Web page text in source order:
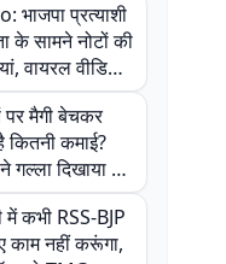
भाजपा प्रत्याशी
के सामने नोटों की
वायरल वीडियो
में उबाल,
बोले- TMC
चाल
पर मैगी बेचकर
कितनी कमाई?
गल्ला दिखाया तो
वालों के खड़े हो गए
में कभी RSS-BJP
काम नहीं करूंगा,